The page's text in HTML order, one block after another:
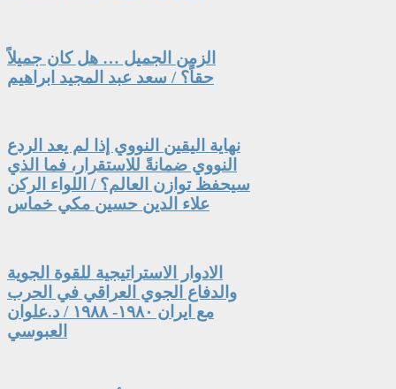
الزمن الجميل … هل كان جميلاً
حقاً؟ / سعد عبد المجيد ابراهيم
نهاية اليقين النووي إذا لم يعد الردع
النووي ضمانةً للاستقرار، فما الذي
سيحفظ توازن العالم؟ / اللواء الركن
علاء الدين حسين مكي خماس
الادوار الاستراتيجية للقوة الجوية
والدفاع الجوي العراقي في الحرب
مع ايران ١٩٨٠- ١٩٨٨ / د.علوان
العبوسي